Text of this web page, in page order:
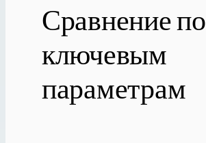
Сравнение по
ключевым
параметрам